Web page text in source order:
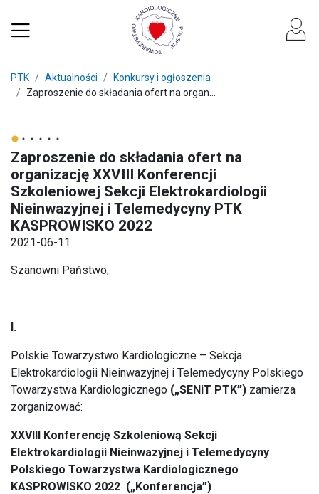
PTK Aktualności
Konkursy i ogłoszenia
Zaproszenie do składania ofert na organ...
Zaproszenie do składania ofert na
organizację XXVIII Konferencji
Szkoleniowej Sekcji Elektrokardiologii
Nieinwazyjnej i Telemedycyny PTK
KASPROWISKO 2022
2021-06-11
Szanowni Państwo,
I.
Polskie Towarzystwo Kardiologiczne – Sekcja
Elektrokardiologii Nieinwazyjnej i Telemedycyny Polskiego
Towarzystwa Kardiologicznego („SENiT PTK”) zamierza
zorganizować:
XXVIII Konferencję Szkoleniową Sekcji
Elektrokardiologii Nieinwazyjnej i Telemedycyny
Polskiego Towarzystwa Kardiologicznego
KASPROWISKO 2022 („Konferencja”)